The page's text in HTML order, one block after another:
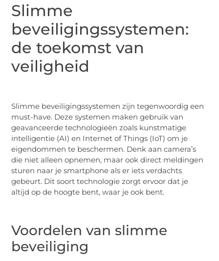
Slimme
beveiligingssystemen:
de toekomst van
veiligheid
Slimme beveiligingssystemen zijn tegenwoordig een
must-have. Deze systemen maken gebruik van
geavanceerde technologieën zoals kunstmatige
intelligentie (AI) en Internet of Things (IoT) om je
eigendommen te beschermen. Denk aan camera’s
die niet alleen opnemen, maar ook direct meldingen
sturen naar je smartphone als er iets verdachts
gebeurt. Dit soort technologie zorgt ervoor dat je
altijd op de hoogte bent, waar je ook bent.
Voordelen van slimme
beveiliging